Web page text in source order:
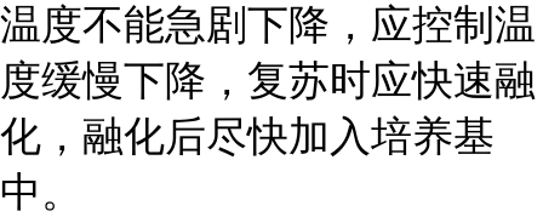
温度不能急剧下降，应控制温
度缓慢下降，复苏时应快速融
化，融化后尽快加入培养基
中。